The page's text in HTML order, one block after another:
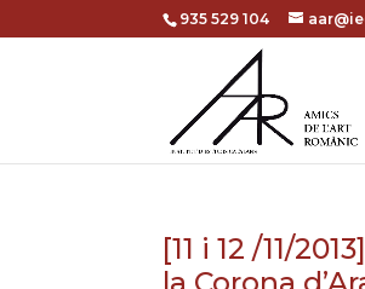
935 529 104
[11 i 12 /11/